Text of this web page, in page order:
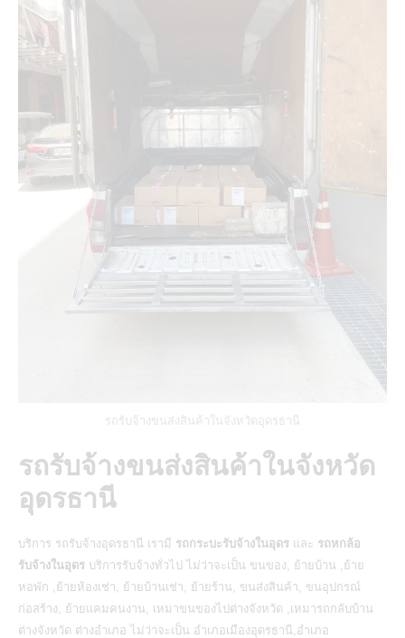
รถรับจ้างขนส่งสินค้าในจังหวัดอุดรธานี
รถรับจ้างขนส่งสินค้าในจังหวัด
อุดรธานี
บริการ รถรับจ้างอุดรธานี เรามี รถกระบะรับจ้างในอุดร และ รถหกล้อ
รับจ้างในอุดร บริการรับจ้างทั่วไป ไม่ว่าจะเป็น ขนของ, ย้ายบ้าน ,ย้าย
หอพัก ,ย้ายห้องเช่า, ย้ายบ้านเช่า, ย้ายร้าน, ขนส่งสินค้า, ขนอุปกรณ์
ก่อสร้าง, ย้ายแคมคนงาน, เหมาขนของไปต่างจังหวัด ,เหมารถกลับบ้าน
ต่างจังหวัด ต่างอำเภอ ไม่ว่าจะเป็น อำเภอเมืองอุดรธานี,อำเภอ